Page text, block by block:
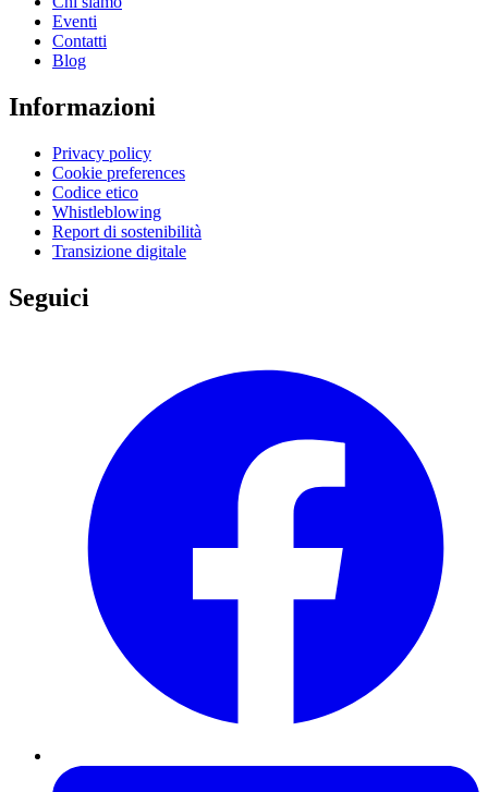
Eventi
Contatti
Blog
Informazioni
Privacy policy
Cookie preferences
Codice etico
Whistleblowing
Report di sostenibilità
Transizione digitale
Seguici